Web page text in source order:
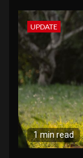
UPDATE
1 min read